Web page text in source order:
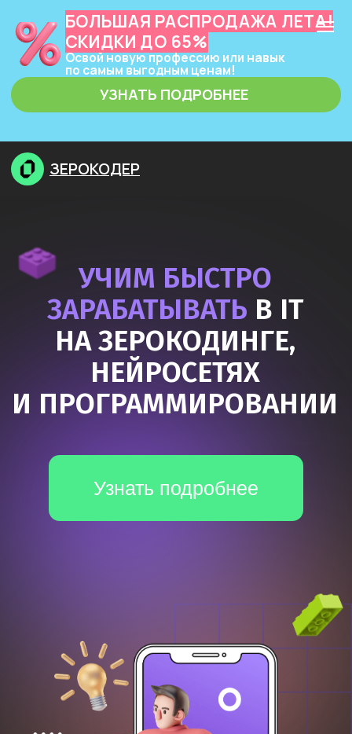
БОЛЬШАЯ РАСПРОДАЖА ЛЕТА!
СКИДКИ ДО 65%
Освой новую профессию или навык
по самым выгодным ценам!
УЗНАТЬ ПОДРОБНЕЕ
НА ЗЕРОКОДИНГЕ,
НЕЙРОСЕТЯХ
И ПРОГРАММИРОВАНИИ
Узнать подробнее
*Все иностранные термины и названия сервисов вы можете
найти с расшифровкой внизу страницы.